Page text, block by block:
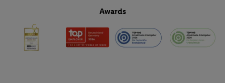
Awards